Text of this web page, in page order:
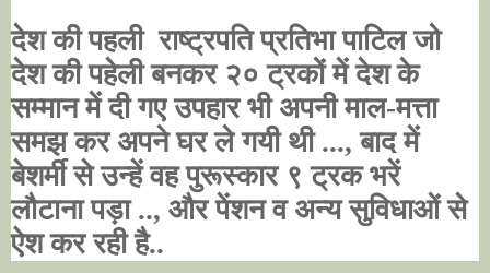
देश की पहली राष्ट्रपति प्रतिभा पाटिल जो
देश की पहेली बनकर २० ट्रकों में देश के
सम्मान में दी गए उपहार भी अपनी माल-मत्ता
समझ कर अपने घर ले गयी थी ...,बाद में
बेशर्मी से उन्हें वह पुरूस्कार ९ ट्रक भरें
लौटाना पड़ा .., और पेंशन व अन्य सुविधाओं से
ऐश कर रही है..